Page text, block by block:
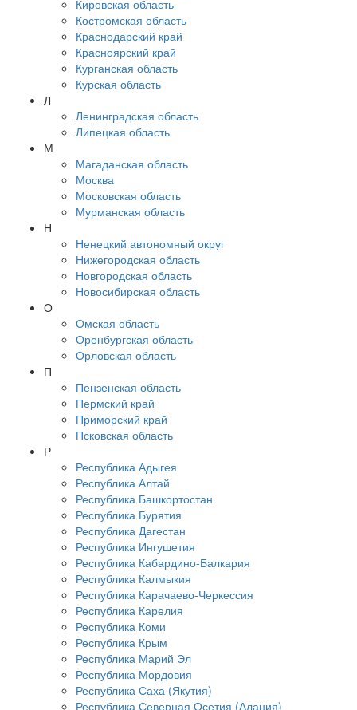
Кировская область
Костромская область
Краснодарский край
Красноярский край
Курганская область
Курская область
Л
Ленинградская область
Липецкая область
М
Магаданская область
Москва
Московская область
Мурманская область
Н
Ненецкий автономный округ
Нижегородская область
Новгородская область
Новосибирская область
О
Омская область
Оренбургская область
Орловская область
П
Пензенская область
Пермский край
Приморский край
Псковская область
Р
Республика Адыгея
Республика Алтай
Республика Башкортостан
Республика Бурятия
Республика Дагестан
Республика Ингушетия
Республика Кабардино-Балкария
Республика Калмыкия
Республика Карачаево-Черкессия
Республика Карелия
Республика Коми
Республика Крым
Республика Марий Эл
Республика Мордовия
Республика Саха (Якутия)
Республика Северная Осетия (Алания)